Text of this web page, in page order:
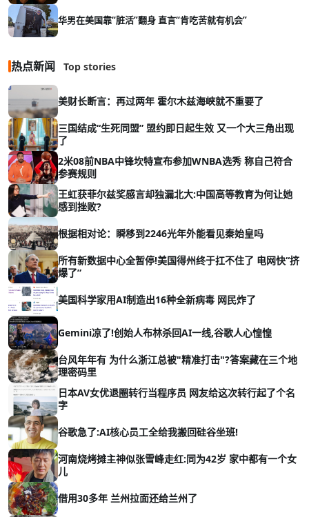
华男在美国靠“脏活”翻身 直言“肯吃苦就有机会”
热点新闻 Top stories
美财长断言：再过两年 霍尔木兹海峡就不重要了
三国结成“生死同盟” 盟约即日起生效 又一个大三角出现
了
2米08前NBA中锋坎特宣布参加WNBA选秀 称自己符合
参赛规则
王虹获菲尔兹奖感言却独漏北大:中国高等教育为何让她
感到挫败?
根据相对论：瞬移到2246光年外能看见秦始皇吗
所有新数据中心全暂停!美国得州终于扛不住了 电网快“挤
爆了”
美国科学家用AI制造出16种全新病毒 网民炸了
Gemini凉了!创始人布林杀回AI一线,谷歌人心惶惶
台风年年有 为什么浙江总被"精准打击"?答案藏在三个地
理密码里
日本AV女优退圈转行当程序员 网友给这次转行起了个名
字
谷歌急了:AI核心员工全给我搬回硅谷坐班!
河南烧烤摊主神似张雪峰走红:同为42岁 家中都有一个女
儿
借用30多年 兰州拉面还给兰州了